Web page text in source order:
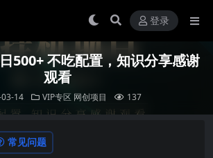
登录
500+ 不吃配置，知识分享感谢
观看
14 VIP专区 网创项目 137
常见问题